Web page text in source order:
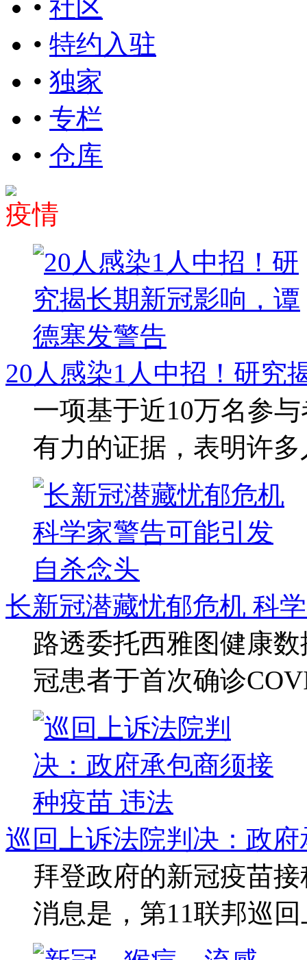
• 社区
• 特约入驻
• 独家
• 专栏
• 仓库
疫情
20人感染1人中招！研究
一项基于近10万名参
有力的证据，表明许
长新冠潜藏忧郁危机 科
路透委托西雅图健康
冠患者于首次确诊
巡回上诉法院判决：政
拜登政府的新冠疫苗
消息是，第11联邦巡